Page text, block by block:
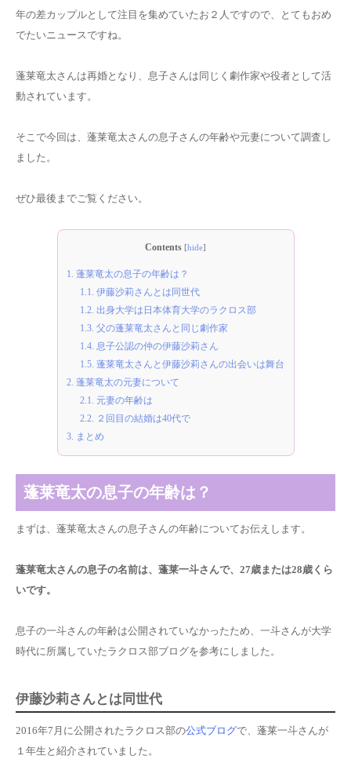
年の差カップルとして注目を集めていたお２人ですので、とてもおめ
でたいニュースですね。
蓬莱竜太さんは再婚となり、息子さんは同じく劇作家や役者として活
動されています。
そこで今回は、蓬莱竜太さんの息子さんの年齢や元妻について調査し
ました。
ぜひ最後までご覧ください。
Contents [hide]
1. 蓬莱竜太の息子の年齢は？
1.1. 伊藤沙莉さんとは同世代
1.2. 出身大学は日本体育大学のラクロス部
1.3. 父の蓬莱竜太さんと同じ劇作家
1.4. 息子公認の仲の伊藤沙莉さん
1.5. 蓬莱竜太さんと伊藤沙莉さんの出会いは舞台
2. 蓬莱竜太の元妻について
2.1. 元妻の年齢は
2.2. ２回目の結婚は40代で
3. まとめ
蓬莱竜太の息子の年齢は？
まずは、蓬莱竜太さんの息子さんの年齢についてお伝えします。
蓬莱竜太さんの息子の名前は、蓬莱一斗さんで、27歳または28歳くら
いです。
息子の一斗さんの年齢は公開されていなかったため、一斗さんが大学
時代に所属していたラクロス部ブログを参考にしました。
伊藤沙莉さんとは同世代
2016年7月に公開されたラクロス部の公式ブログで、蓬莱一斗さんが
１年生と紹介されていました。